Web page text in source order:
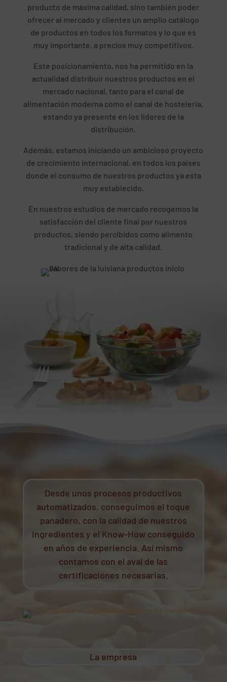
producto de máxima calidad, sino también poder
ofrecer al mercado y clientes un amplio catálogo
de productos en todos los formatos y lo que es
muy importante, a precios muy competitivos.
Este posicionamiento, nos ha permitido en la
actualidad distribuir nuestros productos en el
mercado nacional, tanto para el canal de
alimentación moderna como el canal de hostelería,
estando ya presente en los líderes de la
distribución.
Además, estamos iniciando un ambicioso proyecto
de crecimiento internacional, en todos los países
donde el consumo de nuestros productos ya esta
muy establecido.
En nuestros estudios de mercado recogemos la
satisfacción del cliente final por nuestros
productos, siendo percibidos como alimento
tradicional y de alta calidad.
Desde unos procesos productivos
automatizados, conseguimos el toque
panadero, con la calidad de nuestros
ingredientes y el Know-How conseguido
en años de experiencia. Así mismo
contamos con el aval de las
certificaciones necesarias.
La empresa